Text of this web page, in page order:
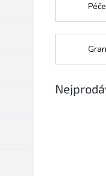
Péče